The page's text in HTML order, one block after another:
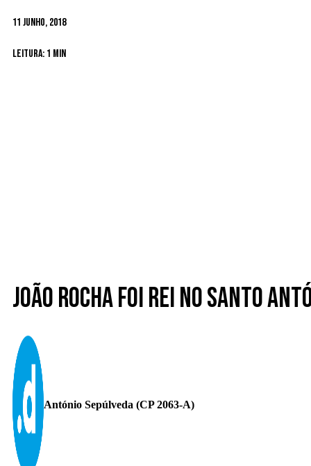
11 Junho, 2018
Leitura: 1 min
João Rocha foi rei no Santo
António Sepúlveda (CP 2063-A)